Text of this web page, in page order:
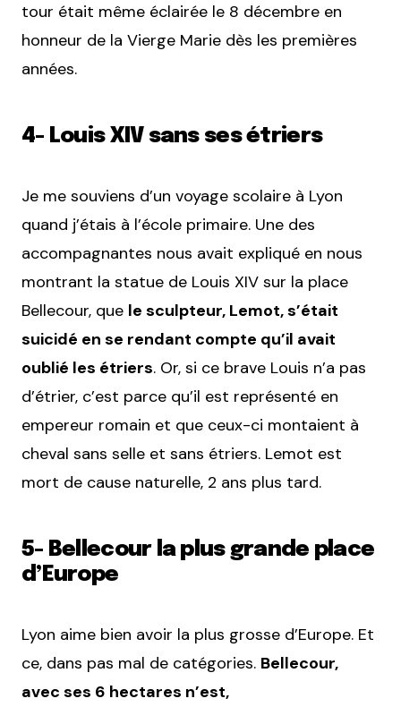
tour était même éclairée le 8 décembre en
honneur de la Vierge Marie dès les premières
années.
4- Louis XIV sans ses étriers
Je me souviens d’un voyage scolaire à Lyon
quand j’étais à l’école primaire. Une des
accompagnantes nous avait expliqué en nous
montrant la statue de Louis XIV sur la place
Bellecour, que le sculpteur, Lemot, s’était
suicidé en se rendant compte qu’il avait
oublié les étriers. Or, si ce brave Louis n’a pas
d’étrier, c’est parce qu’il est représenté en
empereur romain et que ceux-ci montaient à
cheval sans selle et sans étriers. Lemot est
mort de cause naturelle, 2 ans plus tard.
5- Bellecour la plus grande place
d’Europe
Lyon aime bien avoir la plus grosse d’Europe. Et
ce, dans pas mal de catégories. Bellecour,
avec ses 6 hectares n’est,